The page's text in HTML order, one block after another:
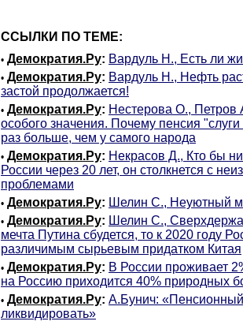
ССЫЛКИ ПО ТЕМЕ:
• Демократия.Ру: Вардуль Н., Есть ли
• Демократия.Ру: Вардуль Н., Нефть
застой продолжается!
• Демократия.Ру: Нестерова О.,
особого значения. Почему пенсия
раз больше, чем у самого народа
• Демократия.Ру: Некрасов Д., Кто бы
России через 20 лет, он столкнется с
проблемами
• Демократия.Ру: Шелин С., Неуютный
• Демократия.Ру: Шелин С.,
мечта Путина сбудется, то к 2020 году
различимым сырьевым придатком Китая
• Демократия.Ру: В России проживает
на Россию приходится 40% природных
• Демократия.Ру: А.Бунич:
ликвидировать»